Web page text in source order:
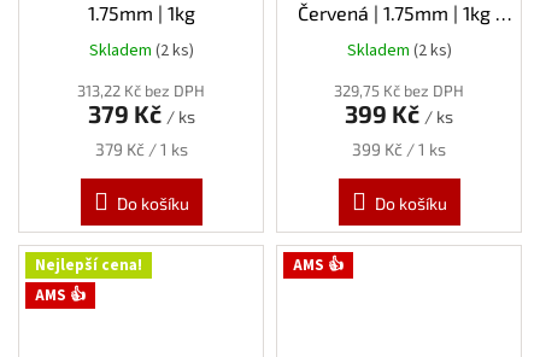
1.75mm | 1kg
Skladem (2 ks)
313,22 Kč bez DPH
379 Kč / ks
Měrná
379 Kč / 1 ks
Do košíku
Červená | 1.75mm | 1kg |
Refill
Skladem (2 ks)
329,75 Kč bez DPH
399 Kč / ks
Měrná
399 Kč / 1 ks
Do košíku
Nejlepší cena!
AMS 👍
AMS 👍